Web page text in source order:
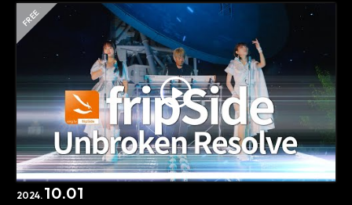
2024. 10.01